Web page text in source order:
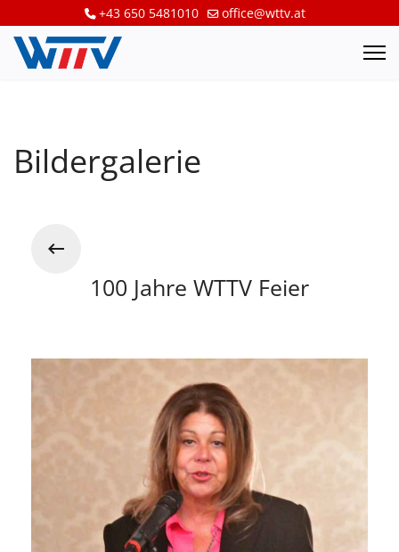
+43 650 5481010 office@wttv.at
Bildergalerie
100 Jahre WTTV Feier